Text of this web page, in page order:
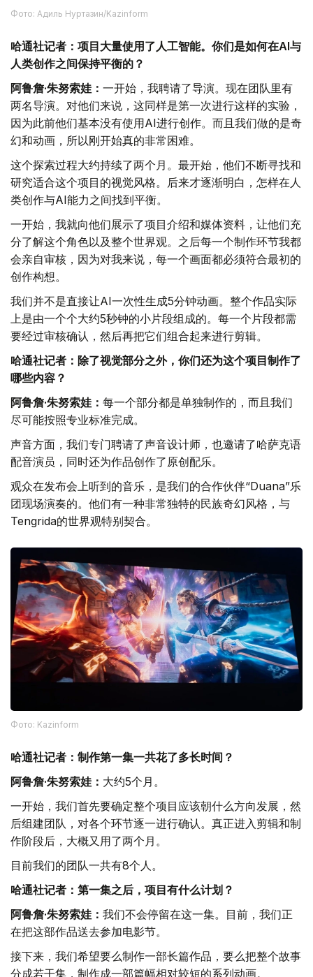
Фото: Адиль Нуртазин/Kazinform
哈通社记者：项目大量使用了人工智能。你们是如何在AI与
人类创作之间保持平衡的？
阿鲁詹·朱努索娃： 一开始，我聘请了导演。现在团队里有
两名导演。对他们来说，这同样是第一次进行这样的实验，
因为此前他们基本没有使用AI进行创作。而且我们做的是奇
幻和动画，所以刚开始真的非常困难。
这个探索过程大约持续了两个月。最开始，他们不断寻找和
研究适合这个项目的视觉风格。后来才逐渐明白，怎样在人
类创作与AI能力之间找到平衡。
一开始，我就向他们展示了项目介绍和媒体资料，让他们充
分了解这个角色以及整个世界观。之后每一个制作环节我都
会亲自审核，因为对我来说，每一个画面都必须符合最初的
创作构想。
我们并不是直接让AI一次性生成5分钟动画。整个作品实际
上是由一个个大约5秒钟的小片段组成的。每一个片段都需
要经过审核确认，然后再把它们组合起来进行剪辑。
哈通社记者：除了视觉部分之外，你们还为这个项目制作了
哪些内容？
阿鲁詹·朱努索娃： 每一个部分都是单独制作的，而且我们
尽可能按照专业标准完成。
声音方面，我们专门聘请了声音设计师，也邀请了哈萨克语
配音演员，同时还为作品创作了原创配乐。
观众在发布会上听到的音乐，是我们的合作伙伴“Duana”乐
团现场演奏的。他们有一种非常独特的民族奇幻风格，与
Tengrida的世界观特别契合。
Фото: Kazinform
哈通社记者：制作第一集一共花了多长时间？
阿鲁詹·朱努索娃： 大约5个月。
一开始，我们首先要确定整个项目应该朝什么方向发展，然
后组建团队，对各个环节逐一进行确认。真正进入剪辑和制
作阶段后，大概又用了两个月。
目前我们的团队一共有8个人。
哈通社记者：第一集之后，项目有什么计划？
阿鲁詹·朱努索娃： 我们不会停留在这一集。目前，我们正
在把这部作品送去参加电影节。
接下来，我们希望要么制作一部长篇作品，要么把整个故事
分成若干集，制作成一部篇幅相对较短的系列动画。